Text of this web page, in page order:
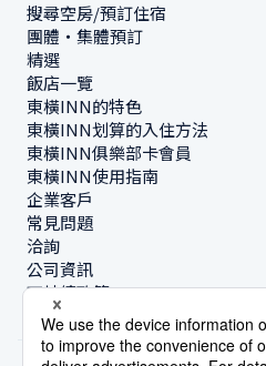
搜尋空房/預訂住宿
團體・集體預訂
精選
飯店一覽
東橫INN的特色
東橫INN划算的入住方法
東橫INN俱樂部卡會員
東橫INN使用指南
企業客戶
常見問題
洽詢
公司資訊
可持續政策